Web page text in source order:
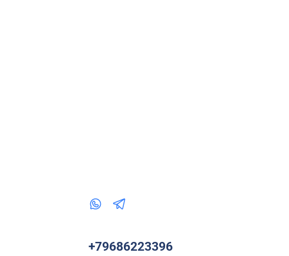
+79686223396